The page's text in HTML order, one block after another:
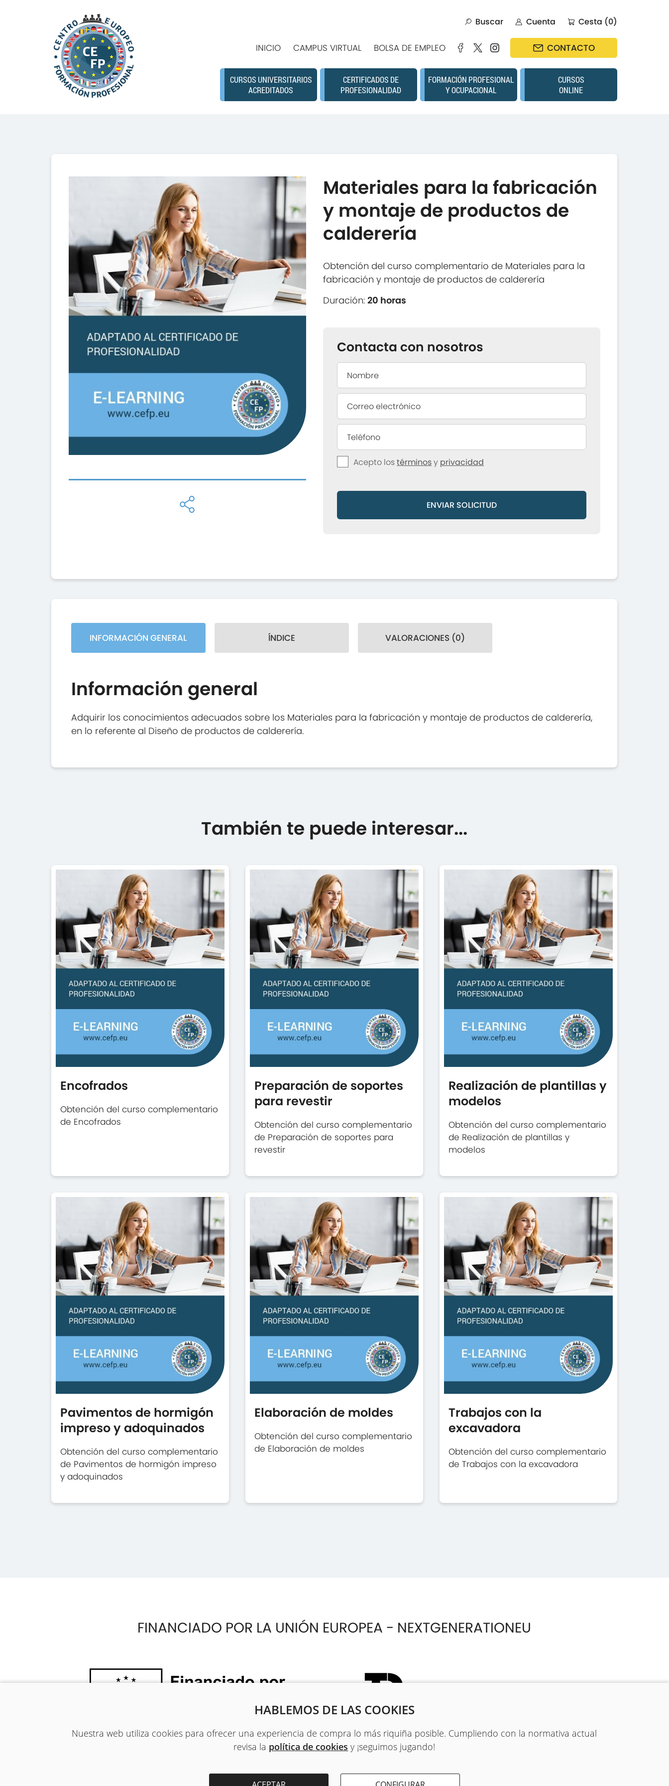
HABLEMOS DE LAS COOKIES
Nuestra web utiliza cookies para ofrecer una experiencia de compra lo más riquiña posible. Cumpliendo con la normativa actual
revisa la política de cookies y ¡seguimos jugando!
Buscar Cuenta Cesta (0)
INICIO CAMPUS VIRTUAL BOLSA DE EMPLEO CONTACTO
CURSOS UNIVERSITARIOS
ACREDITADOS
CERTIFICADOS DE
PROFESIONALIDAD
FORMACIÓN PROFESIONAL
Y OCUPACIONAL
CURSOS
ONLINE
Materiales para la fabricación
y montaje de productos de
calderería
Obtención del curso complementario de Materiales para la
fabricación y montaje de productos de calderería
Duración:20 horas
Contacta con nosotros
Acepto lostérminosy privacidad
ENVIAR SOLICITUD
INFORMACIÓN GENERAL ÍNDICE VALORACIONES (0)
Información general
Adquirir los conocimientos adecuados sobre los Materiales para la fabricación y montaje de productos de calderería,
en lo referente al Diseño de productos de calderería.
También te puede interesar...
Encofrados
Obtención del curso complementario
de Encofrados
Preparación de soportes
para revestir
Obtención del curso complementario
de Preparación de soportes para
revestir
Realización de plantillas y
modelos
Obtención del curso complementario
de Realización de plantillas y
modelos
Pavimentos de hormigón
impreso y adoquinados
Obtención del curso complementario
de Pavimentos de hormigón impreso
y adoquinados
Elaboración de moldes
Obtención del curso complementario
de Elaboración de moldes
Trabajos con la
excavadora
Obtención del curso complementario
de Trabajos con la excavadora
FINANCIADO POR LA UNIÓN EUROPEA - NEXTGENERATIONEU